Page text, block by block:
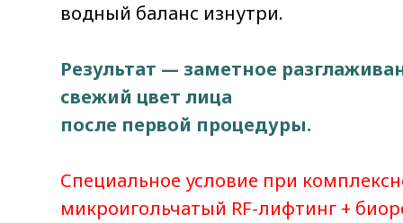
водный баланс изнутри.
Результат — заметное
свежий цвет лица
после первой процедуры.
Специальное условие при
микроигольчатый RF-лифтинг +